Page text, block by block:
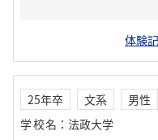
体験
25年卒 文系
男性
学校名 ： 法政大学